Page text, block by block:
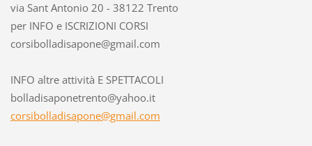
via Sant Antonio 20 - 38122 Trento
per INFO e ISCRIZIONI CORSI
corsibolladisapone@gmail.com
INFO altre attività E SPETTACOLI
bolladisaponetrento@yahoo.it
corsibolladisapone@gmail.com